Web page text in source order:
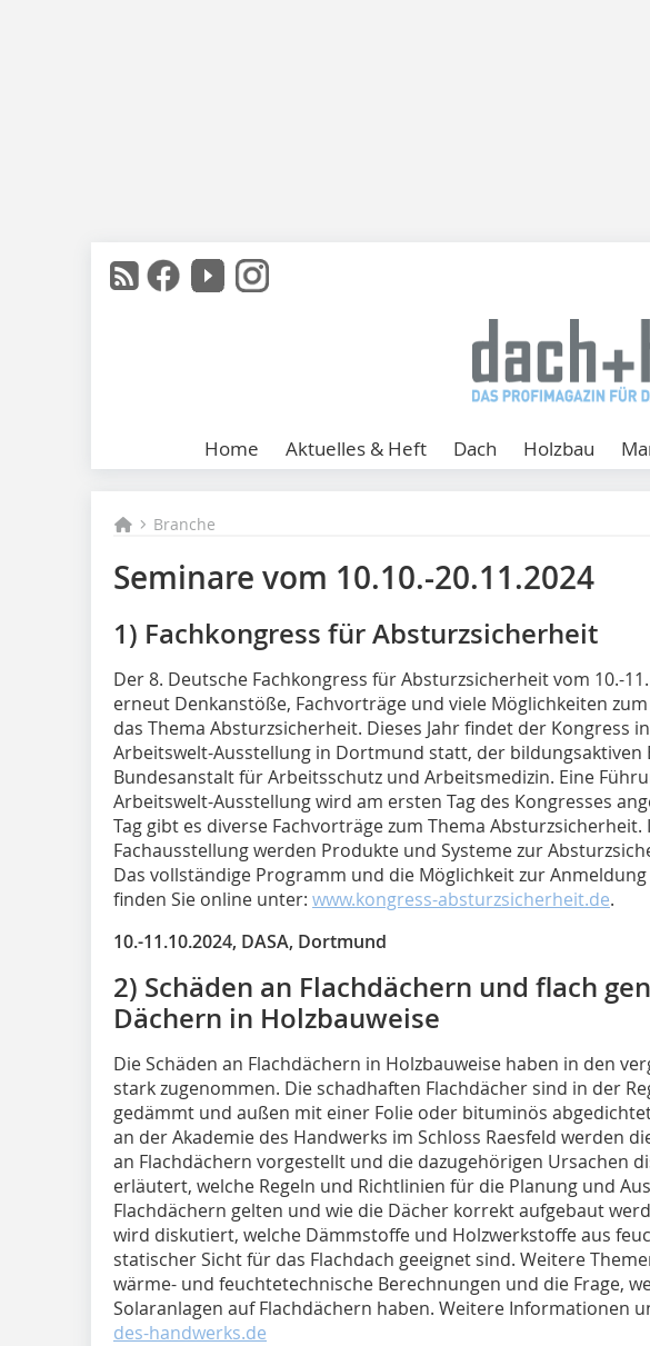
Home Aktuelles & Heft Dach Holzbau
Branche
Seminare vom 10.10.-20.11.2024
1) Fachkongress für Absturzsicherheit
Der 8. Deutsche Fachkongress für Absturzsicherheit vom 10.-
erneut Denkanstöße, Fachvorträge und viele Möglichkeiten
das Thema Absturzsicherheit. Dieses Jahr findet der Kongress
Arbeitswelt-Ausstellung in Dortmund statt, der bildungsaktiven
Bundesanstalt für Ar­beitsschutz und Arbeitsmedizin. Eine
Arbeitswelt-Ausstellung wird am ersten Tag des Kongresses
Tag gibt es diverse Fachvorträge zum Thema
Fachausstellung werden Produkte und Systeme zur
Das vollständige Programm und die Möglichkeit zur
finden Sie online unter: www.kongress-absturzsicherheit.de.
10.-11.10.2024, DASA, Dortmund
2) Schäden an Flachdächern und flach
Dächern in Holzbauweise
Die Schäden an Flachdächern in Holzbauweise haben in den
stark zugenommen. Die schadhaften Flachdächer sind in der
gedämmt und außen mit einer Folie oder bituminös
an der Akademie des Handwerks im Schloss Raesfeld werden
an Flachdächern vorgestellt und die dazugehörigen Ursachen
erläutert, welche Regeln und Richtlinien für die Planung und
Flachdächern gelten und wie die Dächer korrekt aufgebaut
wird diskutiert, welche Dämmstoffe und Holzwerkstoffe aus
statischer Sicht für das Flachdach geeignet sind. Weitere
wärme- und feuchtetechnische Berechnungen und die Frage,
Solaranlagen auf Flachdächern haben. Weitere Informationen
des-handwerks.de